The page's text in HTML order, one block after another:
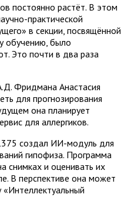
постоянно растёт. В этом
практической
в секции, посвящённой
обучению, было
Это почти в два раза
Фридмана Анастасия
для прогнозирования
она планирует
для аллергиков.
создал ИИ-модуль для
гипофиза. Программа
снимках и оценивать их
В перспективе она может
«Интеллектуальный